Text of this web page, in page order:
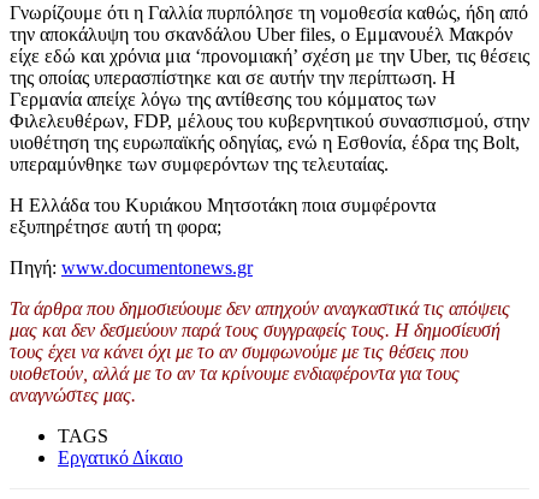
Γνωρίζουμε ότι η Γαλλία πυρπόλησε τη νομοθεσία καθώς, ήδη από
την αποκάλυψη του σκανδάλου Uber files, ο Εμμανουέλ Μακρόν
είχε εδώ και χρόνια μια ‘προνομιακή’ σχέση με την Uber, τις θέσεις
της οποίας υπερασπίστηκε και σε αυτήν την περίπτωση. Η
Γερμανία απείχε λόγω της αντίθεσης του κόμματος των
Φιλελευθέρων, FDP, μέλους του κυβερνητικού συνασπισμού, στην
υιοθέτηση της ευρωπαϊκής οδηγίας, ενώ η Εσθονία, έδρα της Bolt,
υπεραμύνθηκε των συμφερόντων της τελευταίας.
Η Ελλάδα του Κυριάκου Μητσοτάκη ποια συμφέροντα
εξυπηρέτησε αυτή τη φορα;
Πηγή: www.documentonews.gr
Τα άρθρα που δημοσιεύουμε δεν απηχούν αναγκαστικά τις απόψεις
μας και δεν δεσμεύουν παρά τους συγγραφείς τους. Η δημοσίευσή
τους έχει να κάνει όχι με το αν συμφωνούμε με τις θέσεις που
υιοθετούν, αλλά με το αν τα κρίνουμε ενδιαφέροντα για τους
αναγνώστες μας.
TAGS
Εργατικό Δίκαιο